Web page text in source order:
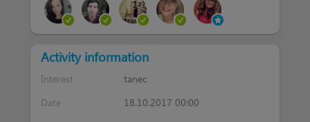
Activity information
Interest
tanec
Date
18.10.2017 00:00